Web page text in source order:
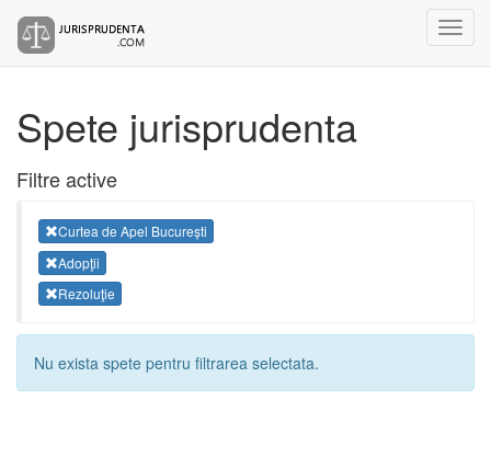
Spete jurisprudenta
Filtre active
Curtea de Apel București
Adopţii
Rezoluţie
Nu exista spete pentru filtrarea selectata.